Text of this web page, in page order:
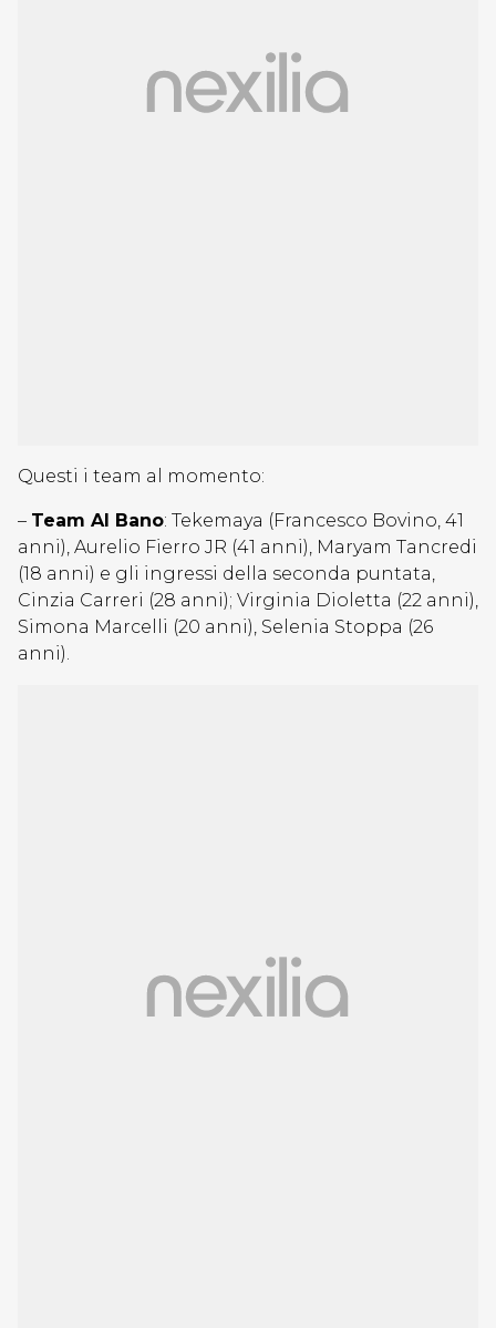
Questi i team al momento:
– Team Al Bano: Tekemaya (Francesco Bovino, 41
anni), Aurelio Fierro JR (41 anni), Maryam Tancredi
(18 anni) e gli ingressi della seconda puntata,
Cinzia Carreri (28 anni); Virginia Dioletta (22 anni),
Simona Marcelli (20 anni), Selenia Stoppa (26
anni).